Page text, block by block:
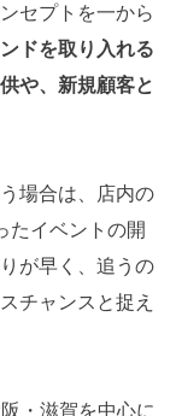
セプトを一から
ドを取り入れる
や、新規顧客と
場合は、店内の
たイベントの開
が早く、追うの
チャンスと捉え
・滋賀を中心に